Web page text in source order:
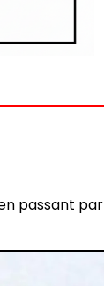
passant par